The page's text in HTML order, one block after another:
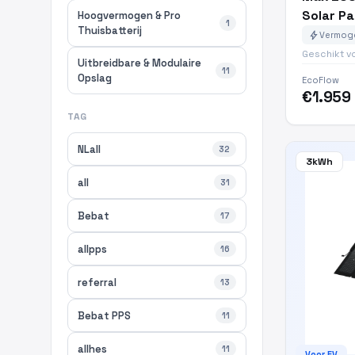
Hoogvermogen & Pro
Thuisbatterij
1
Uitbreidbare & Modulaire
Opslag
11
TAG
NLall 32
all 31
Bebat 17
allpps 16
referral 13
Bebat PPS 11
allhes 11
Solar
bolt
Geschikt
EcoFlow
€1.959
3kWh